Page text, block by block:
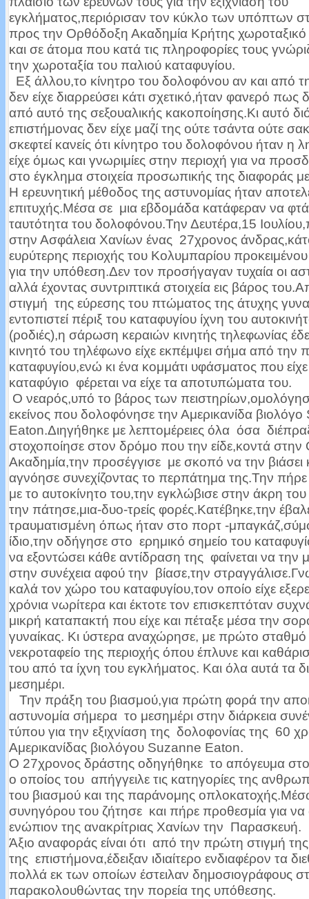
εγκλήματος,περιόρισαν τον κύκλο των υπόπτων
προς την Ορθόδοξη Ακαδημία Κρήτης χωροταξικό
και σε άτομα που κατά τις πληροφορίες τους
την χωροταξία του παλιού καταφυγίου.
Εξ άλλου,το κίνητρο του δολοφόνου αν και από
δεν είχε διαρρεύσει κάτι σχετικό,ήταν φανερό πως
από αυτό της σεξουαλικής κακοποίησης.Κι αυτό
επιστήμονας δεν είχε μαζί της ούτε τσάντα ούτε
σκεφτεί κανείς ότι κίνητρο του δολοφόνου ήταν η
είχε όμως και γνωριμίες στην περιοχή για να
στο έγκλημα στοιχεία προσωπικής της διαφοράς
Η ερευνητική μέθοδος της αστυνομίας ήταν
επιτυχής.Μέσα σε μια εβδομάδα κατάφεραν να
ταυτότητα του δολοφόνου.Την Δευτέρα,15
στην Ασφάλεια Χανίων ένας 27χρονος
ευρύτερης περιοχής του Κολυμπαρίου προκειμένου
για την υπόθεση.Δεν τον προσήγαγαν τυχαία οι
αλλά έχοντας συντριπτικά στοιχεία εις βάρος
στιγμή της εύρεσης του πτώματος της άτυχης
εντοπιστεί πέριξ του καταφυγίου ίχνη του
(ροδιές),η σάρωση κεραιών κινητής τηλεφωνίας
κινητό του τηλέφωνο είχε εκπέμψει σήμα από την
καταφυγίου,ενώ κι ένα κομμάτι υφάσματος που
καταφύγιο φέρεται να είχε τα αποτυπώματα του.
Ο νεαρός,υπό το βάρος των
εκείνος που δολοφόνησε την Αμερικανίδα
Eaton.Διηγήθηκε με λεπτομέρειες όλα όσα
στοχοποίησε στον δρόμο που την είδε,κοντά
Ακαδημία,την προσέγγισε με σκοπό να την βιάσει
αγνόησε συνεχίζοντας το περπάτημα της.Την
με το αυτοκίνητο του,την εγκλώβισε στην άκρη
την πάτησε,μια-δυο-τρείς φορές.Κατέβηκε,την
τραυματισμένη όπως ήταν στο πορτ -
ίδιο,την οδήγησε στο ερημικό σημείο του
να εξοντώσει κάθε αντίδραση της φαίνεται να την
στην συνέχεια αφού την βίασε,την
καλά τον χώρο του καταφυγίου,τον οποίο είχε
χρόνια νωρίτερα και έκτοτε τον επισκεπτόταν
μικρή καταπακτή που είχε και πέταξε μέσα την
γυναίκας. Κι ύστερα αναχώρησε, με πρώτο σταθμό
νεκροταφείο της περιοχής όπου έπλυνε και
του από τα ίχνη του εγκλήματος. Και όλα αυτά τα
μεσημέρι.
Την πράξη του βιασμού,για πρώτη φορά την
αστυνομία σήμερα το μεσημέρι στην διάρκεια
τύπου για την εξιχνίαση της δολοφονίας της 60
Αμερικανίδας βιολόγου Suzanne Eaton.
Ο 27χρονος δράστης οδηγήθηκε το απόγευμα
ο οποίος του απήγγειλε τις κατηγορίες της
του βιασμού και της παράνομης
συνηγόρου του ζήτησε και πήρε προθεσμία για να
ενώπιον της ανακρίτριας Χανίων την Παρασκευή.
Άξιο αναφοράς είναι ότι από την πρώτη στιγμή
της επιστήμονα,έδειξαν ιδιαίτερο ενδιαφέρον τα
πολλά εκ των οποίων έστειλαν δημοσιογράφους
παρακολουθώντας την πορεία της υπόθεσης.